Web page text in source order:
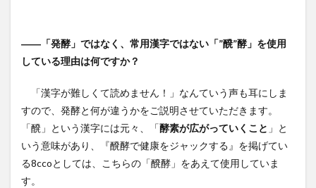
――「発酵」ではなく、常用漢字ではない「”醗”酵」を使用
している理由は何ですか？
「漢字が難しくて読めません！」なんていう声も耳にしま
すので、発酵と何が違うかをご説明させていただきます。
「醗」という漢字には元々、「酵素が広がっていくこと 」と
いう意味があり、『醗酵で健康をジャックする』を掲げてい
る8ccoとしては、こちらの「醗酵」をあえて使用していま
す。